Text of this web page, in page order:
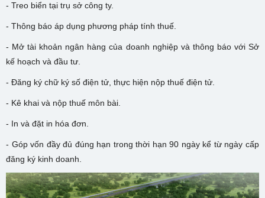
- Treo biển tại trụ sở công ty.
- Thông báo áp dụng phương pháp tính thuế.
- Mở tài khoản ngân hàng của doanh nghiệp và thông báo với Sở
kế hoạch và đầu tư.
- Đăng ký chữ ký số điện tử, thực hiện nộp thuế điện tử.
- Kê khai và nộp thuế môn bài.
- In và đặt in hóa đơn.
- Góp vốn đầy đủ đúng hạn trong thời hạn 90 ngày kể từ ngày cấp
đăng ký kinh doanh.